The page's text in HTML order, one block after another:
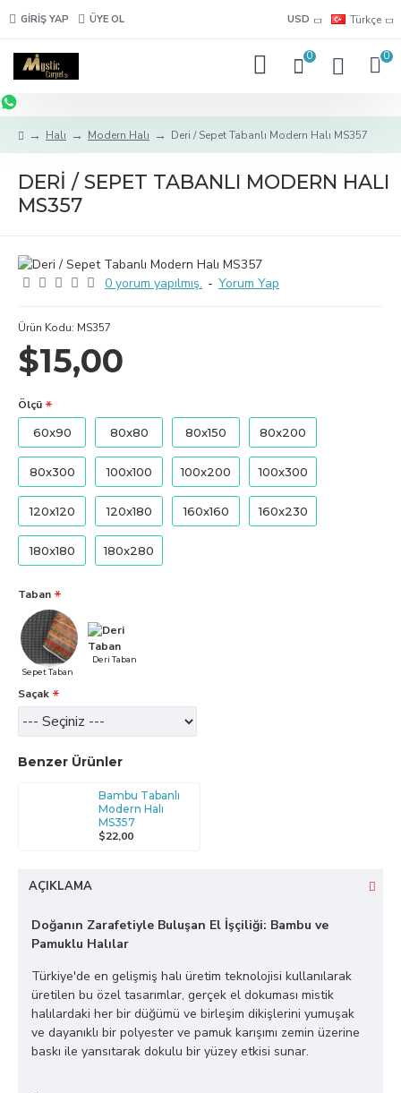
GIRIŞ YAP ÜYE OL USD Türkçe
0 0
Halı Modern Halı Deri / Sepet Tabanlı Modern Halı MS357
DERI / SEPET TABANLI MODERN HALI
MS357
0 yorum yapılmış. - Yorum Yap
$15,00
Ürün Kodu: MS357
Ölçü
60x90
80x80 80x150 80x200
80x300 100x100 100x200 100x300
120x120 120x180 160x160 160x230
180x180 180x280
Taban
Sepet Taban
Deri Taban
Saçak
Benzer Ürünler
Bambu Tabanlı
Modern Halı
MS357
$22,00
AÇIKLAMA
Doğanın Zarafetiyle Buluşan El İşçiliği: Bambu ve
Pamuklu Halılar
Türkiye'de en gelişmiş halı üretim teknolojisi kullanılarak
üretilen bu özel tasarımlar, gerçek el dokuması mistik
halılardaki her bir düğümü ve birleşim dikişlerini yumuşak
ve dayanıklı bir polyester ve pamuk karışımı zemin üzerine
baskı ile yansıtarak dokulu bir yüzey etkisi sunar.